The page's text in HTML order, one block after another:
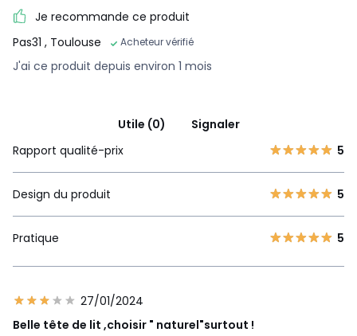
Je recommande ce produit
Pas31 , Toulouse Acheteur vérifié
J'ai ce produit depuis environ 1 mois
Utile (0)
Signaler
Rapport qualité-prix
5
Design du produit 5
Pratique 5
27/01/2024
Belle tête de lit ,choisir " naturel"surtout !